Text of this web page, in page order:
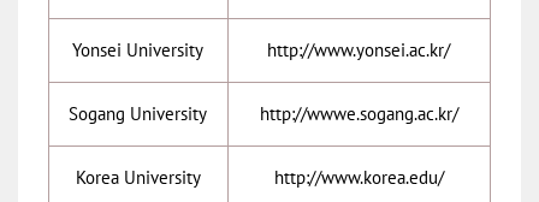
Yonsei University http://www.yonsei.ac.kr/
Sogang University http://wwwe.sogang.ac.kr/
Korea University http://www.korea.edu/